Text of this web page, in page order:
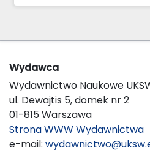
Wydawca
Wydawnictwo Naukowe
ul. Dewajtis 5, domek nr 2
01-815 Warszawa
Strona WWW Wydawnictwa
e-mail: